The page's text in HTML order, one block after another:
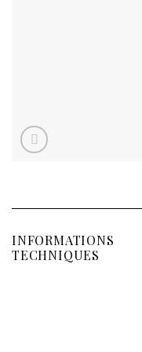
INFORMATIONS
TECHNIQUES